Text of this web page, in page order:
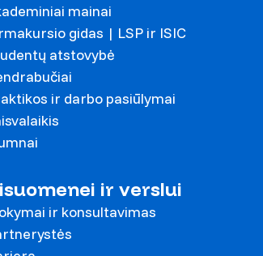
mainai
gidas | LSP ir ISIC
atstovybė
ir darbo pasiūlymai
ir verslui
ir konsultavimas